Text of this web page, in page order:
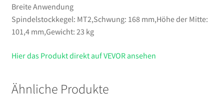
Breite Anwendung
Spindelstockkegel: MT2,Schwung: 168 mm,Höhe der Mitte:
101,4 mm,Gewicht: 23 kg
Hier das Produkt direkt auf VEVOR ansehen
Ähnliche Produkte